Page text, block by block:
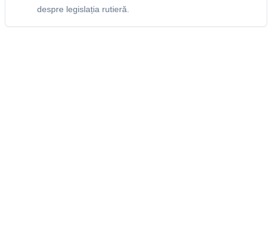
despre legislația rutieră.